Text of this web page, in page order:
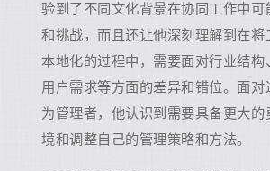
验到了不同文化背景在协同工作中可
和挑战，而且还让他深刻理解到在将
本地化的过程中，需要面对行业结构
用户需求等方面的差异和错位。面对
为管理者，他认识到需要具备更大的
境和调整自己的管理策略和方法。